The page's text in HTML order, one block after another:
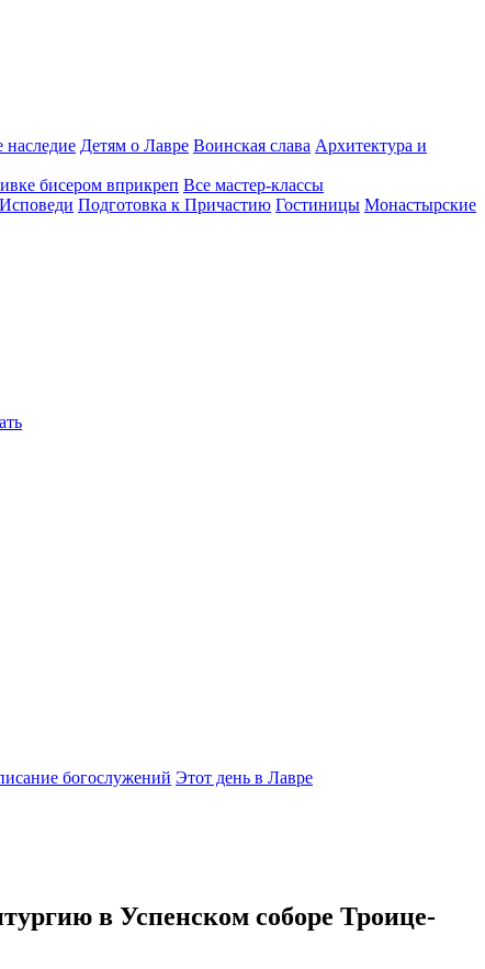
Детям о Лавре Воинская слава Архитектура и
бисером вприкреп Все мастер-классы
Подготовка к Причастию Гостиницы Монастырские
богослужений Этот день в Лавре
в Успенском соборе Троице-